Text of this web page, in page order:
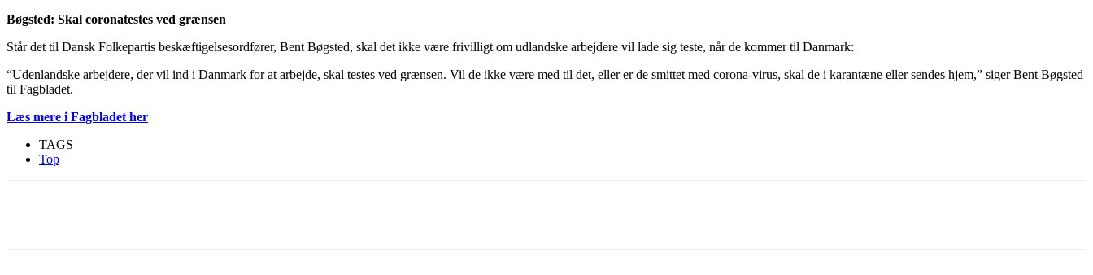
Bøgsted: Skal coronatestes ved grænsen
Står det til Dansk Folkepartis beskæftigelsesordfører, Bent Bøgsted, skal det ikke være frivilligt om udlandske arbejdere vil lade sig teste, når de kommer til Danmark:
“Udenlandske arbejdere, der vil ind i Danmark for at arbejde, skal testes ved grænsen. Vil de ikke være med til det, eller er de smittet med corona-virus, skal de i karantæne eller sendes hjem,” siger Bent Bøgsted
til Fagbladet.
Læs mere i Fagbladet her
TAGS
Top